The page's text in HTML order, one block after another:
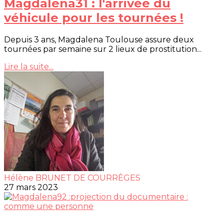
Magdalena31 : l'arrivée du
véhicule pour les tournées !
Depuis 3 ans, Magdalena Toulouse assure deux
tournées par semaine sur 2 lieux de prostitution...
Lire la suite...
Hélène BRUNET DE COURRÈGES
27 mars 2023